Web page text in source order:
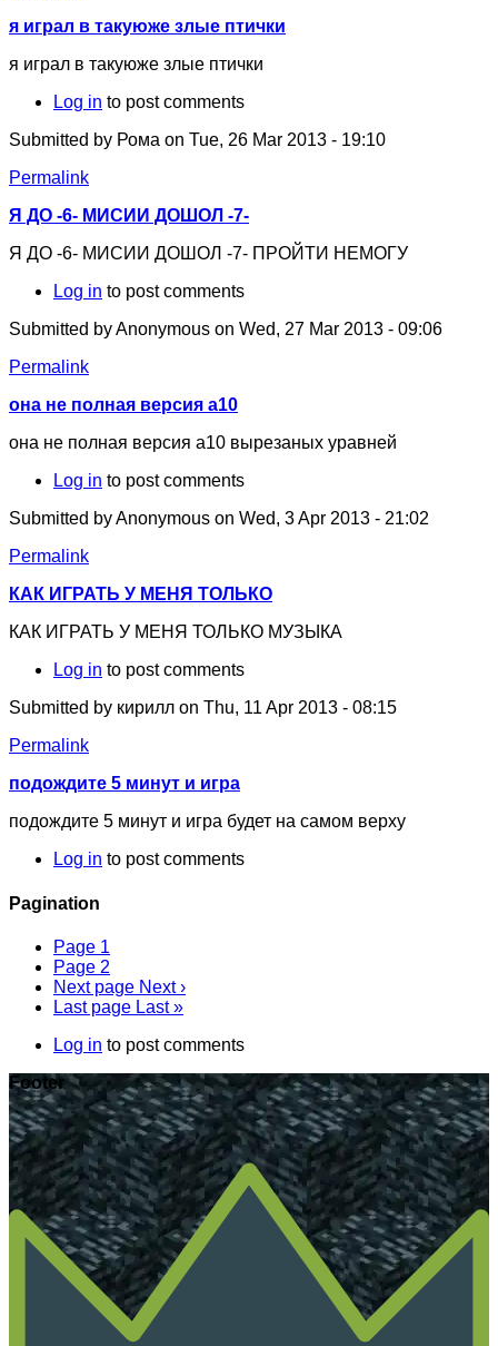
я играл в такуюже злые птички
я играл в такуюже злые птички
Log in to post comments
Submitted by Рома on Tue, 26 Mar 2013 - 19:10
Permalink
Я ДО -6- МИСИИ ДОШОЛ -7-
Я ДО -6- МИСИИ ДОШОЛ -7- ПРОЙТИ НЕМОГУ
Log in to post comments
Submitted byAnonymous on Wed, 27 Mar 2013 - 09:06
Permalink
она не полная версия а10
она не полная версия а10 вырезаных уравней
Log in to post comments
Submitted byAnonymous on Wed, 3 Apr 2013 - 21:02
Permalink
КАК ИГРАТЬ У МЕНЯ ТОЛЬКО
КАК ИГРАТЬ У МЕНЯ ТОЛЬКО МУЗЫКА
Log in to post comments
Submitted by кирилл on Thu, 11 Apr 2013 - 08:15
Permalink
подождите 5 минут и игра
подождите 5 минут и игра будет на самом верху
Log in to post comments
Pagination
Page 1
Page 2
Next page Next ›
Last page Last »
Log in to post comments
Footer